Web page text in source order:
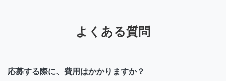
よくある質問
応募する際に、費用はかかりますか？